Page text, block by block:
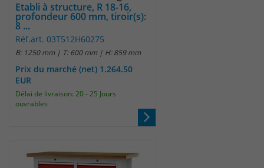
Etabli à structure, R 18-16,
profondeur 600 mm, tiroir(s):
8 ...
Réf.art. 03T512H60275
B: 1250 mm | T: 600 mm | H: 859 mm
Prix du marché (net) 1.264.50
EUR
Délai de livraison: 20 - 25 Jours
ouvrables